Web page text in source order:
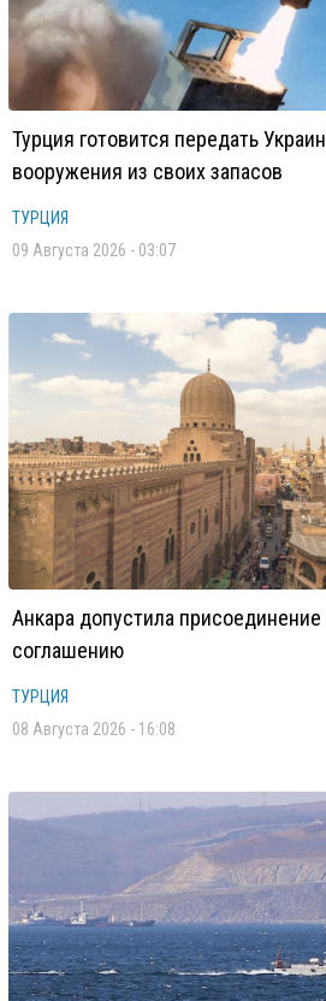
Турция готовится передать
вооружения из своих запасов
ТУРЦИЯ
09 Августа 2026 - 03:07
Анкара допустила
соглашению
ТУРЦИЯ
08 Августа 2026 - 16:08